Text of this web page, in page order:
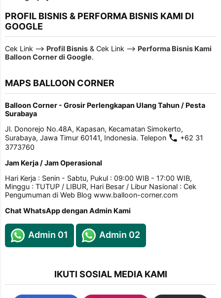
PROFIL BISNIS & PERFORMA BISNIS KAMI DI
GOOGLE
Cek Link --> Profil Bisnis & Cek Link --> Performa Bisnis Kami
Balloon Corner di Google.
MAPS BALLOON CORNER
Balloon Corner - Grosir Perlengkapan Ulang Tahun / Pesta
Surabaya
Jl. Donorejo No.48A, Kapasan, Kecamatan Simokerto,
Surabaya, Jawa Timur 60141, Indonesia. Telepon
+62 31
3773760
Jam Kerja / Jam Operasional
Hari Kerja : Senin - Sabtu, Pukul : 09:00 WIB - 17:00 WIB,
Minggu : TUTUP / LIBUR, Hari Besar / Libur Nasional : Cek
Pengumuman di Web Blog www.balloon-corner.com
Chat WhatsApp dengan Admin Kami
Admin 01 Admin 02
IKUTI SOSIAL MEDIA KAMI